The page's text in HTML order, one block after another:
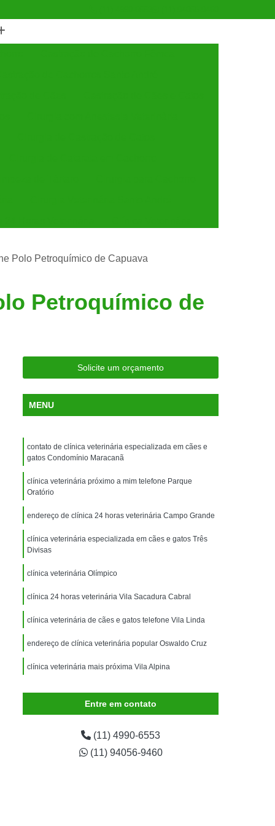
Gatos
Clínica Veterinária Mais Próxima
Clínica Veterinária São Caetano
para Animais Silvestres
Santo André
Veterinária para Animais Silvestres
Exame de Eletrocardiograma Veterinário
Exame de Imagem para Animais
Exame de Radiologia para Animais
Exame de Sangue para Animais
Exame para Animais
Exame para Animais São Caetano
Animal
Internação de Animais
para Cachorro
Internação para Cães
Internação para Gatos
Uti Veterinária
Limpeza de Tártaro de Cães
Dentária Canina
Limpeza Tártaro
São Caetano
Polo Petroquímico de Capuava
Petroquímico de
Solicite um orçamento
MENU
contato de clínica veterinária especializada em cães e
gatos Condomínio Maracanã
clínica veterinária próximo a mim telefone Parque
Oratório
endereço de clínica 24 horas veterinária Campo Grande
clínica veterinária especializada em cães e gatos Três
Divisas
clínica veterinária Olímpico
clínica 24 horas veterinária Vila Sacadura Cabral
clínica veterinária de cães e gatos telefone Vila Linda
endereço de clínica veterinária popular Oswaldo Cruz
clínica veterinária mais próxima Vila Alpina
gatos Jardim do EstádioEntre em contato
(11) 4990-6553
(11) 94056-9460